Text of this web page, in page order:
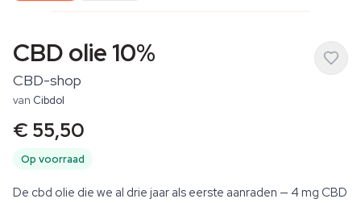
CBD olie 10%
CBD-shop
van Cibdol
€ 55,50
Op voorraad
De cbd olie die we al drie jaar als eerste aanraden — 4 mg CBD